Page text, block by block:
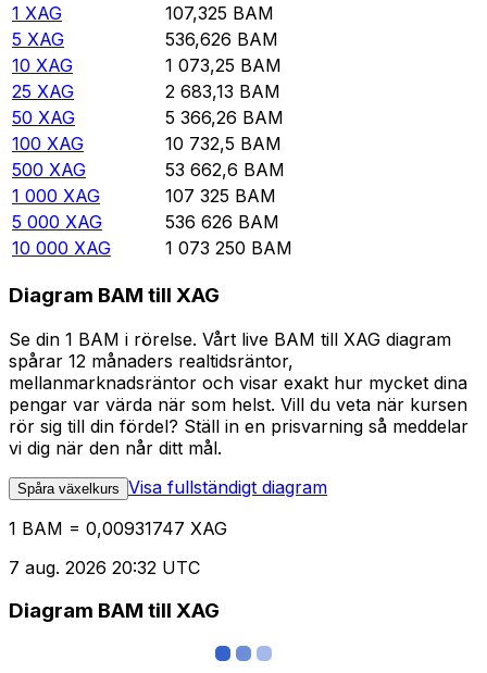
1 XAG 107,325 BAM
5 XAG 536,626 BAM
10 XAG 1 073,25 BAM
25 XAG 2 683,13 BAM
50 XAG 5 366,26 BAM
100 XAG 10 732,5 BAM
500 XAG 53 662,6 BAM
1 000 XAG 107 325 BAM
5 000 XAG 536 626 BAM
10 000 XAG 1 073 250 BAM
Diagram BAM till XAG
Se din 1 BAM i rörelse. Vårt live BAM till XAG diagram
spårar 12 månaders realtidsräntor,
mellanmarknadsräntor och visar exakt hur mycket dina
pengar var värda när som helst. Vill du veta när kursen
rör sig till din fördel? Ställ in en prisvarning så meddelar
vi dig när den når ditt mål.
Spåra växelkurs Visa fullständigt diagram
1 BAM = 0,00931747 XAG
7 aug. 2026 20:32 UTC
Diagram BAM till XAG